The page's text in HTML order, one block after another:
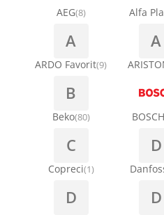
Ručice za vrata za veš
Šarke za veš mašine
Stakla i okviri vrata za
Termostati i hidrostati za
Nosači za klimu
Ostali materijal za
AEG(8) Alfa
A
ARDO Favorit(9)
A
B
Beko(80)
C
Copreci(1)
D
D D